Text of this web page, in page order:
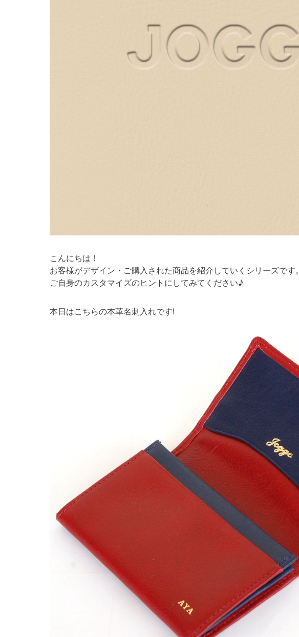
こんにちは！
お客様がデザイン・ご購入された商品を紹介していくシリーズです。
ご自身のカスタマイズのヒントにしてみてください♪
本日はこちらの本革名刺入れです!